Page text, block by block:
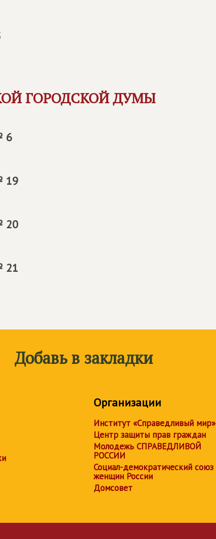
ГОРОДСКОЙ ДУМЫ
6
19
20
21
Добавь в закладки
Организации
Институт «Справедливый мир»
Центр защиты прав граждан
Молодежь СПРАВЕДЛИВОЙ
РОССИИ
Социал-демократический союз
женщин России
Домсовет